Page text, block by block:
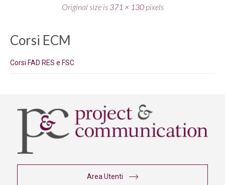
Original size is 371 × 130pixels
Corsi ECM
Corsi FAD RES e FSC
Area Utenti